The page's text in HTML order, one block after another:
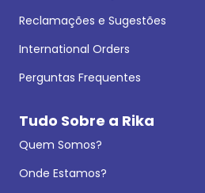
Reclamações e Sugestões
International Orders
Perguntas Frequentes
Tudo Sobre a Rika
Quem Somos?
Onde Estamos?